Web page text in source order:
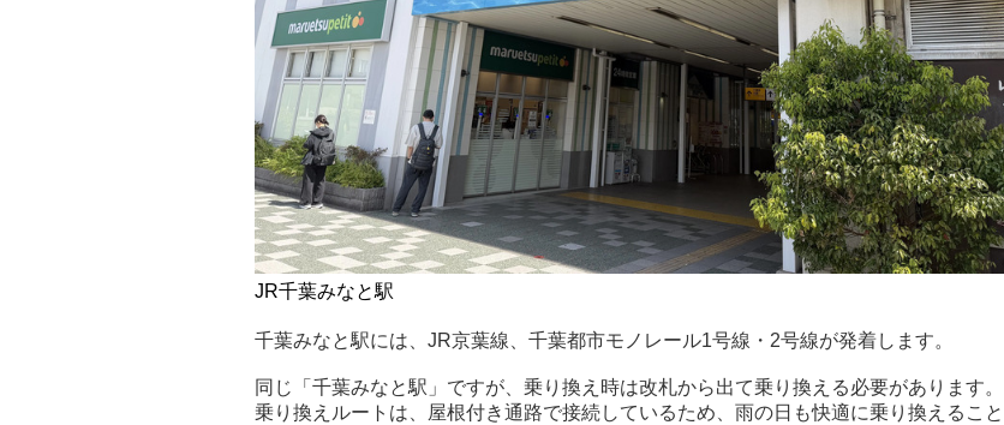
JR千葉みなと駅
千葉みなと駅には、JR京葉線、千葉都市モノレール1号線・2号線が発着します。
同じ「千葉みなと駅」ですが、乗り換え時は改札から出て乗り換える必要があります。
乗り換えルートは、屋根付き通路で接続しているため、雨の日も快適に乗り換えること